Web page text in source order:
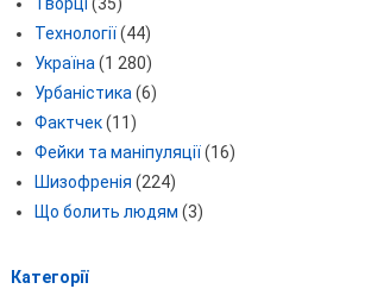
Творці (35)
Технології(44)
Україна(1 280)
Урбаністика(6)
Фактчек(11)
Фейки та маніпуляції(16)
Шизофренія (224)
Що болить людям (3)
Категорії